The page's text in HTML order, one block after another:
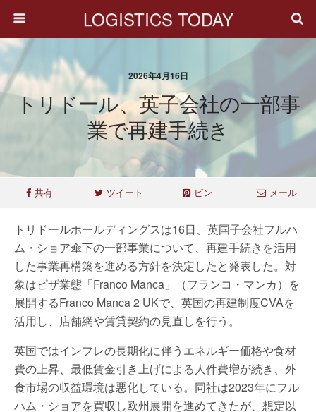
LOGISTICS TODAY
2026年4月16日
トリドール、英子会社の一部事
業で再建手続き
共有 ツイート ピン メール
トリドールホールディングスは16日、英国子会社フルハ
ム・ショア傘下の一部事業について、再建手続きを活用
した事業再構築を進める方針を決定したと発表した。対
象はピザ業態「Franco Manca」（フランコ・マンカ）を
展開するFranco Manca 2 UKで、英国の再建制度CVAを
活用し、店舗網や賃貸契約の見直しを行う。
英国ではインフレの長期化に伴うエネルギー価格や食材
費の上昇、最低賃金引き上げによる人件費増が続き、外
食市場の収益環境は悪化している。同社は2023年にフル
ハム・ショアを買収し欧州展開を進めてきたが、想定以